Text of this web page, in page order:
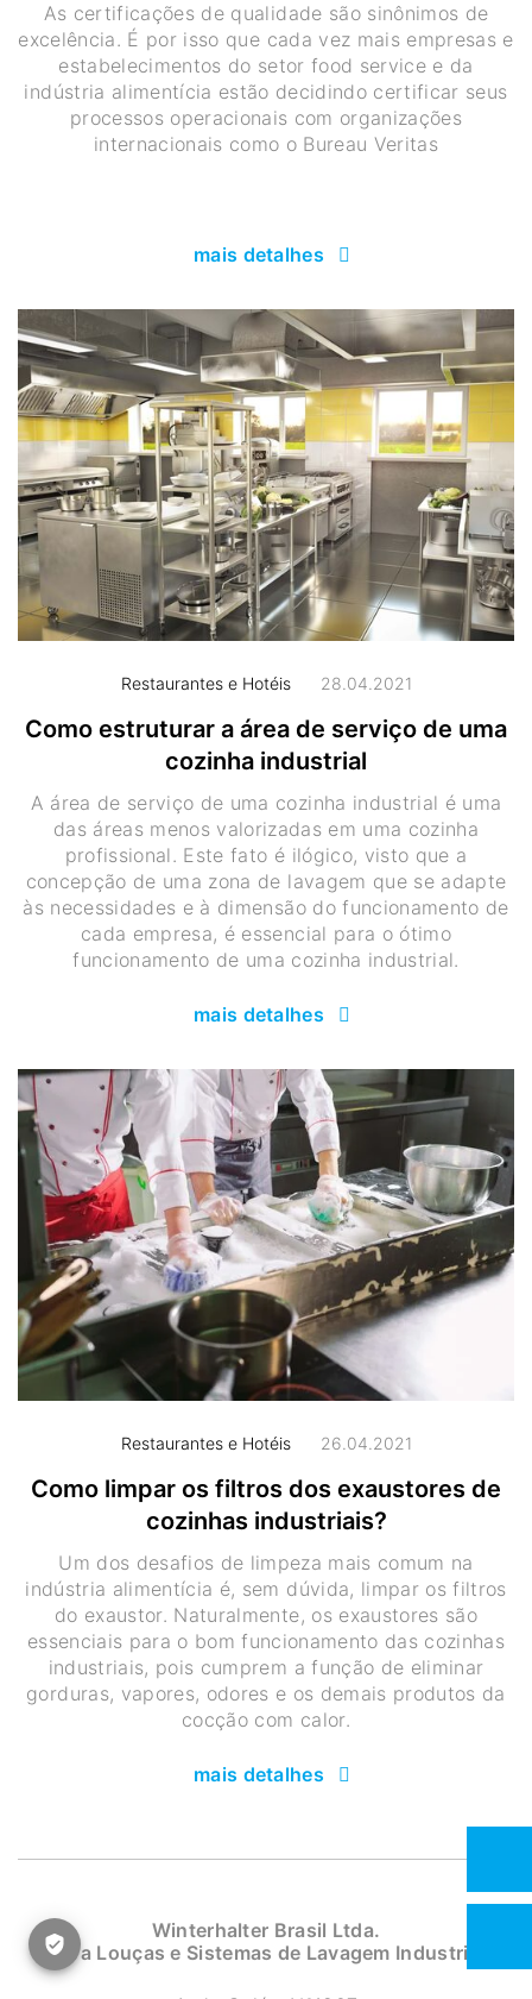
As certificações de qualidade são sinônimos de
excelência. É por isso que cada vez mais empresas e
estabelecimentos do setor food service e da
indústria alimentícia estão decidindo certificar seus
processos operacionais com organizações
internacionais como o Bureau Veritas
mais detalhes
Restaurantes e Hotéis 28.04.2021
Como estruturar a área de serviço de uma
cozinha industrial
A área de serviço de uma cozinha industrial é uma
das áreas menos valorizadas em uma cozinha
profissional. Este fato é ilógico, visto que a
concepção de uma zona de lavagem que se adapte
às necessidades e à dimensão do funcionamento de
cada empresa, é essencial para o ótimo
funcionamento de uma cozinha industrial.
mais detalhes
Restaurantes e Hotéis 26.04.2021
Como limpar os filtros dos exaustores de
cozinhas industriais?
Um dos desafios de limpeza mais comum na
indústria alimentícia é, sem dúvida, limpar os filtros
do exaustor. Naturalmente, os exaustores são
essenciais para o bom funcionamento das cozinhas
industriais, pois cumprem a função de eliminar
gorduras, vapores, odores e os demais produtos da
cocção com calor.
mais detalhes
Winterhalter Brasil Ltda.
Lava Louças e Sistemas de Lavagem Industrial